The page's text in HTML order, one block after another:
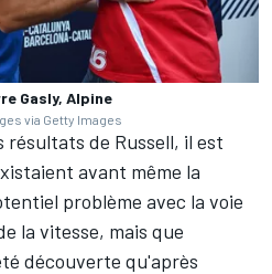
Gasly, Alpine
via Getty Images
résultats de Russell, il est
avant même la
problème avec la voie
la vitesse, mais que
découverte qu'après